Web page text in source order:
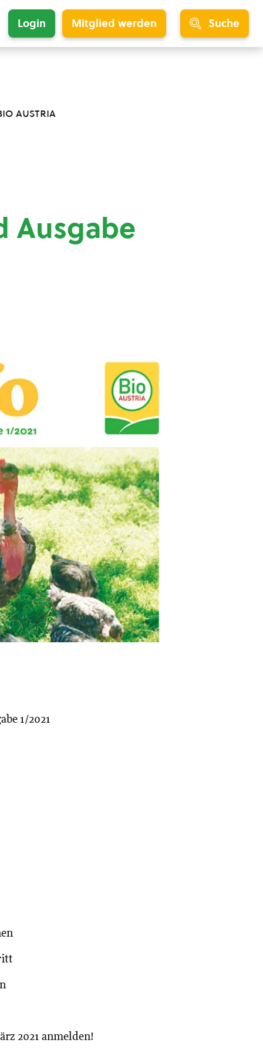
Login Mitglied werden Suche
austria
Ausgabe
1/2021
2021 anmelden!